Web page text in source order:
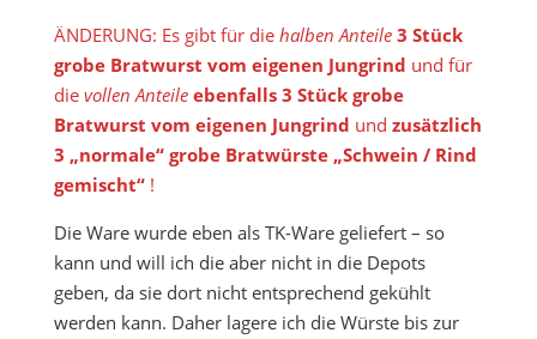
ÄNDERUNG: Es gibt für die halben Anteile3 Stück
grobe Bratwurst vom eigenen Jungrind und für
die vollen Anteile ebenfalls 3 Stück grobe
Bratwurst vom eigenen Jungrind und zusätzlich
3 „normale“ grobe Bratwürste „Schwein / Rind
gemischt“!
Die Ware wurde eben als TK-Ware geliefert – so
kann und will ich die aber nicht in die Depots
geben, da sie dort nicht entsprechend gekühlt
werden kann. Daher lagere ich die Würste bis zur